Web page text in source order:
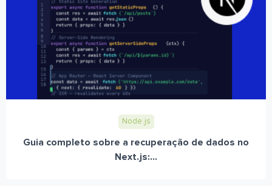
Node.js
Guia completo sobre a recuperação de dados no
Next.js:...